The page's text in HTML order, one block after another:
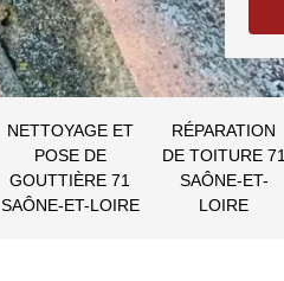
NETTOYAGE ET
POSE DE
GOUTTIÈRE 71
SAÔNE-ET-LOIRE
RÉPARATION
DE TOITURE 71
SAÔNE-ET-
LOIRE